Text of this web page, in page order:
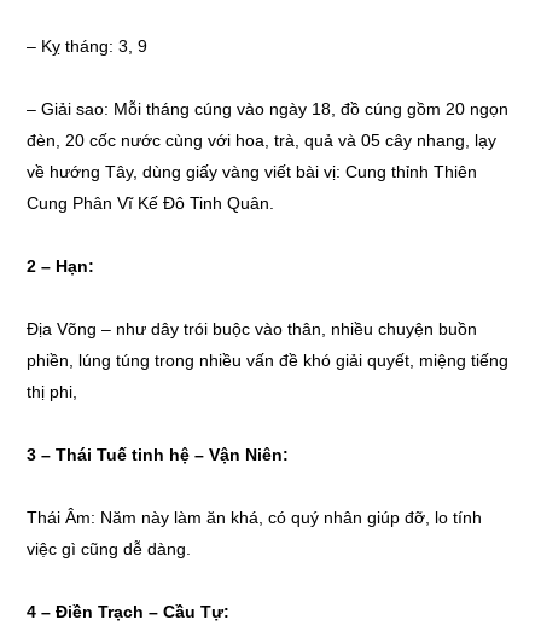
– Kỵ tháng: 3, 9
– Giải sao: Mỗi tháng cúng vào ngày 18, đồ cúng gồm 20 ngọn
đèn, 20 cốc nước cùng với hoa, trà, quả và 05 cây nhang, lạy
về hướng Tây, dùng giấy vàng viết bài vị: Cung thỉnh Thiên
Cung Phân Vĩ Kế Đô Tinh Quân.
2 – Hạn:
Địa Võng – như dây trói buộc vào thân, nhiều chuyện buồn
phiền, lúng túng trong nhiều vấn đề khó giải quyết, miệng tiếng
thị phi,
3 – Thái Tuế tinh hệ – Vận Niên:
Thái Âm: Năm này làm ăn khá, có quý nhân giúp đỡ, lo tính
việc gì cũng dễ dàng.
4 – Điền Trạch – Cầu Tự: